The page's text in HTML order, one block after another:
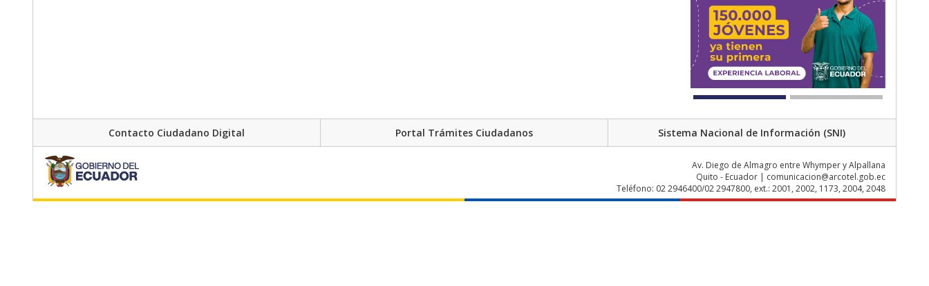
Contacto Ciudadano Digital Portal Trámites Ciudadanos Sistema Nacional de Información (SNI)
Av. Diego de Almagro entre Whymper y Alpallana
Quito - Ecuador | comunicacion@arcotel.gob.ec
Teléfono: 02 2946400/02 2947800, ext.: 2001, 2002, 1173, 2004, 2048